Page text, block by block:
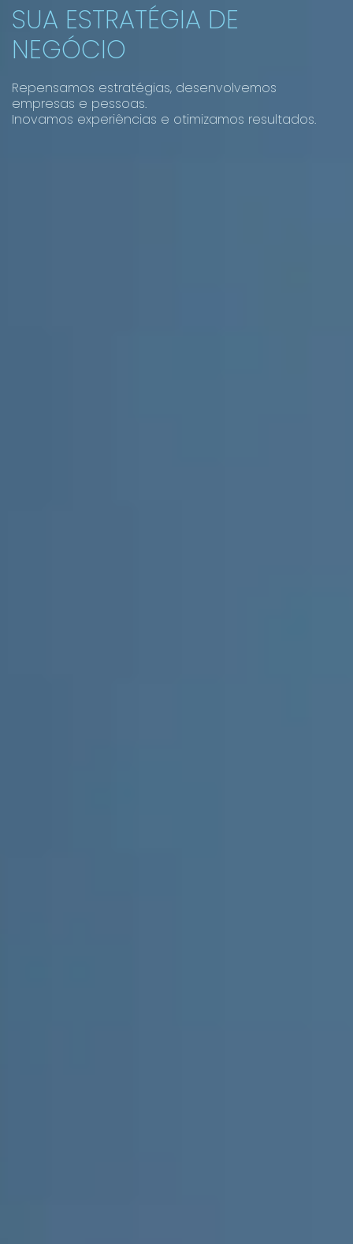
SUA ESTRATÉGIA DE
NEGÓCIO
Repensamos estratégias, desenvolvemos
empresas e pessoas.
Inovamos experiências e otimizamos resultados.